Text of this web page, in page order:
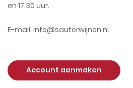
en 17.30 uur.
E-mail: info@sauterwijnen.nl
Account aanmaken